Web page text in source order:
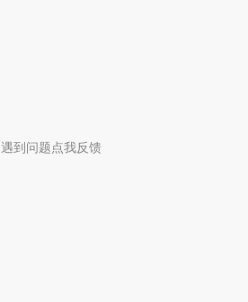
遇到问题点我反馈